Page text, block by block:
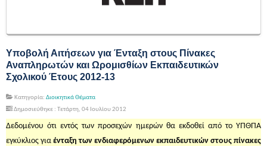
Υποβολή Αιτήσεων για Ένταξη στους Πίνακες
Αναπληρωτών και Ωρομισθίων Εκπαιδευτικών
Σχολικού Έτους 2012-13
Κατηγορία: Διοικητικά Θέματα
Δημοσιεύθηκε : Τετάρτη, 04 Ιουλίου 2012
Δεδομένου ότι εντός των προσεχών ημερών θα εκδοθεί από το ΥΠΘΠΑ
εγκύκλιος για ένταξη των ενδιαφερόμενων εκπαιδευτικών στους πίνακες